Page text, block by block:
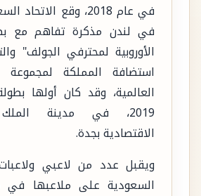
في عام 2018، وقع
في لندن مذكرة تفاهم مع
الأوروبية لمحترفي الجولف"
استضافة المملكة لمجموعة
العالمية، وقد كان أولها
2019، في مدينة
الاقتصادية بجدة.
ويقبل عدد من لاعبي
السعودية على ملاعبها في